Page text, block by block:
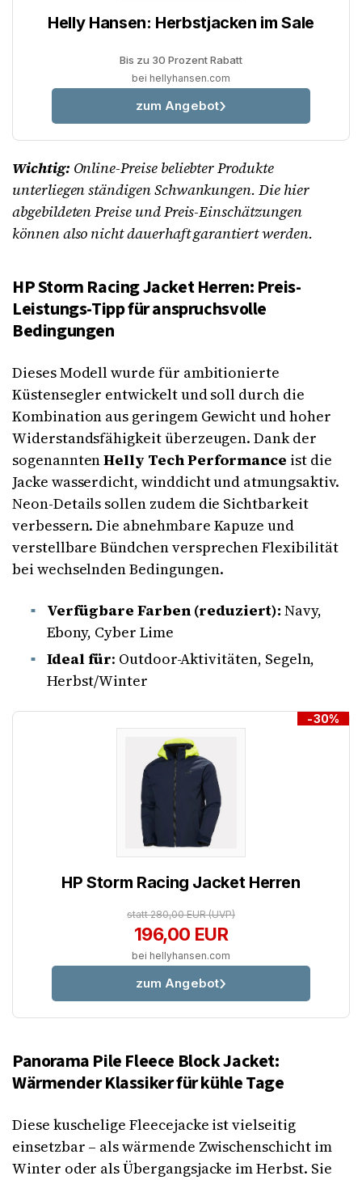
Helly Hansen: Herbstjacken im Sale
Bis zu 30 Prozent Rabatt
bei hellyhansen.com
zum Angebot
Wichtig: Online-Preise beliebter Produkte
unterliegen ständigen Schwankungen. Die hier
abgebildeten Preise und Preis-Einschätzungen
können also nicht dauerhaft garantiert werden.
HP Storm Racing Jacket Herren: Preis-
Leistungs-Tipp für anspruchsvolle
Bedingungen
Dieses Modell wurde für ambitionierte
Küstensegler entwickelt und soll durch die
Kombination aus geringem Gewicht und hoher
Widerstandsfähigkeit überzeugen. Dank der
sogenanntenHelly Tech Performance ist die
Jacke wasserdicht, winddicht und atmungsaktiv.
Neon-Details sollen zudem die Sichtbarkeit
verbessern. Die abnehmbare Kapuze und
verstellbare Bündchen versprechen Flexibilität
bei wechselnden Bedingungen.
Verfügbare Farben (reduziert): Navy,
Ebony, Cyber Lime
Ideal für: Outdoor-Aktivitäten, Segeln,
Herbst/Winter
-30%
HP Storm Racing Jacket Herren
statt 280,00 EUR(UVP)
196,00 EUR
bei hellyhansen.com
zum Angebot
Panorama Pile Fleece Block Jacket:
Wärmender Klassiker für kühle Tage
Diese kuschelige Fleecejacke ist vielseitig
einsetzbar – als wärmende Zwischenschicht im
Winter oder als Übergangsjacke im Herbst. Sie